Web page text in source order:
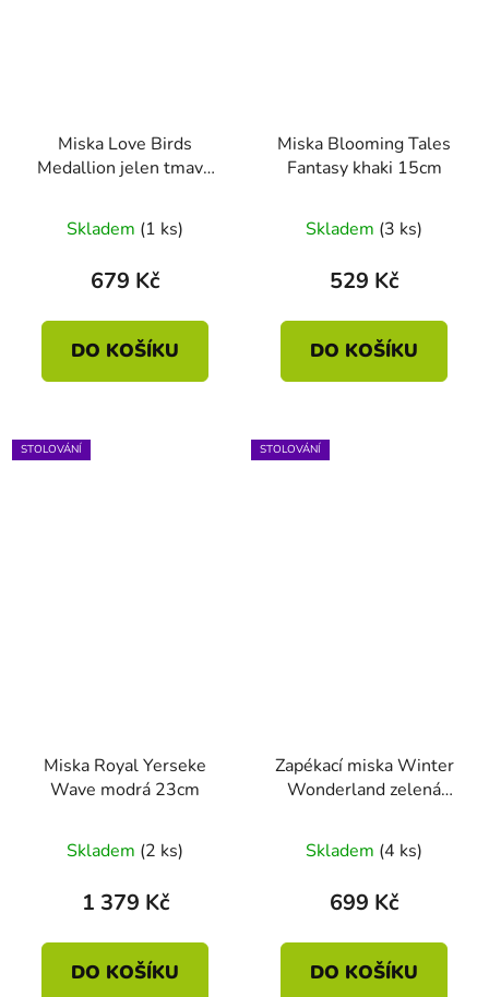
Miska Love Birds
Medallion jelen tmavě
Skladem (1 ks)
679 Kč
DO KOŠÍKU
Miska Blooming Tales
Fantasy khaki 15cm
Skladem (3 ks)
529 Kč
DO KOŠÍKU
STOLOVÁNÍ
Miska Royal Yerseke
Wave modrá 23cm
hodnocení
produktu
5,0
z
Skladem (2 ks)
1 379 Kč
DO KOŠÍKU
STOLOVÁNÍ
Zapékací miska Winter
Wonderland zelená
Skladem (4 ks)
699 Kč
DO KOŠÍKU